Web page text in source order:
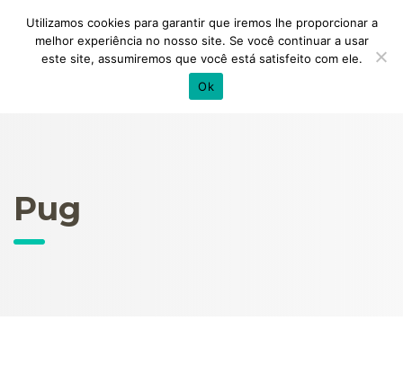
Pug
Utilizamos cookies para garantir que iremos lhe proporcionar a
melhor experiência no nosso site. Se você continuar a usar
este site, assumiremos que você está satisfeito com ele.
Ok